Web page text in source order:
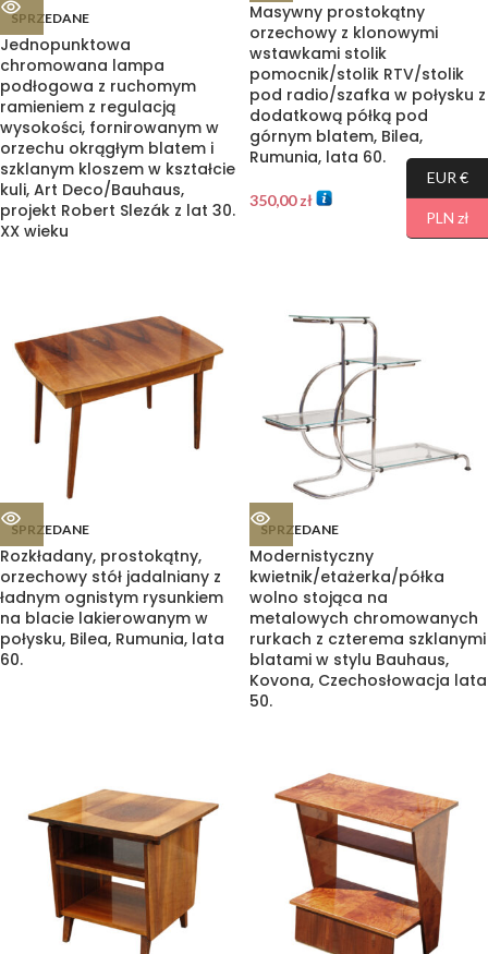
SPRZEDANE
Jednopunktowa
chromowana lampa
podłogowa z ruchomym
ramieniem z regulacją
wysokości, fornirowanym w
orzechu okrągłym blatem i
szklanym kloszem w kształcie
kuli, Art Deco/Bauhaus,
projekt Robert Slezák z lat 30.
XX wieku
Masywny prostokątny
orzechowy z klonowymi
wstawkami stolik
pomocnik/stolik RTV/stolik
pod radio/szafka w połysku z
dodatkową półką pod
górnym blatem, Bilea,
Rumunia, lata 60.
350,00zł
SPRZEDANE
Rozkładany, prostokątny,
orzechowy stół jadalniany z
ładnym ognistym rysunkiem
na blacie lakierowanym w
połysku, Bilea, Rumunia, lata
60.
SPRZEDANE
Modernistyczny
kwietnik/etażerka/półka
wolno stojąca na
metalowych chromowanych
rurkach z czterema szklanymi
blatami w stylu Bauhaus,
Kovona, Czechosłowacja lata
50.
EUR €
PLN zł